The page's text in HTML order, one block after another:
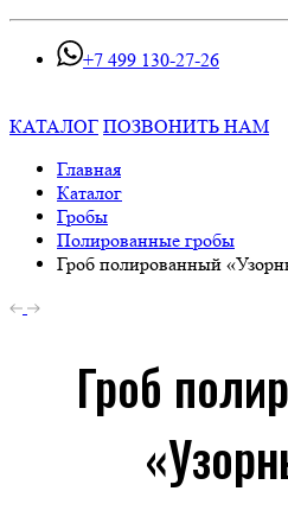
+7 499 130-27-26
КАТАЛОГ ПОЗВОНИТЬ НАМ
Главная
Каталог
Гробы
Полированные гробы
Гроб полированный
Гроб